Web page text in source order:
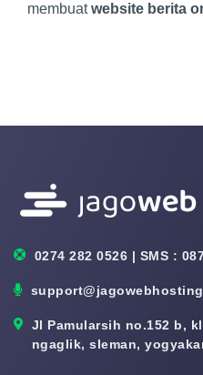
membuatwebsite berita
0274 282 0526 | SMS :
Jl Pamularsih no.152 b,
ngaglik, sleman,